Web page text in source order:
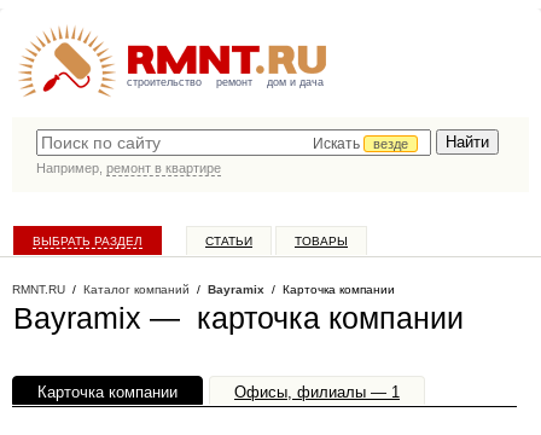
строительство ремонт дом и дача
Искать
везде
Например, ремонт в квартире
ВЫБРАТЬ РАЗДЕЛ СТАТЬИ ТОВАРЫ
RMNT.RU / Каталог компаний / Bayramix / Карточка компании
Bayramix — карточка компании
Карточка компании Офисы, филиалы — 1